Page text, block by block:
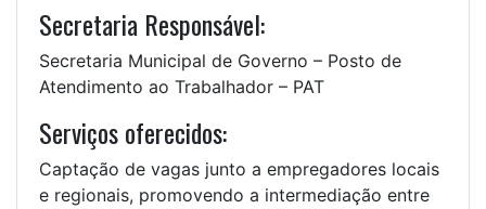
Secretaria Responsável:
Secretaria Municipal de Governo – Posto de
Atendimento ao Trabalhador – PAT
Serviços oferecidos:
Captação de vagas junto a empregadores locais
e regionais, promovendo a intermediação entre